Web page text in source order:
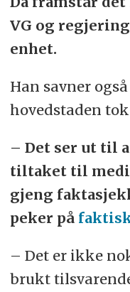
VG og
enhet.
Han savner
hovedstaden
– Det ser ut til
tiltaket til
gjeng
peker på
– Det er ikke
brukt